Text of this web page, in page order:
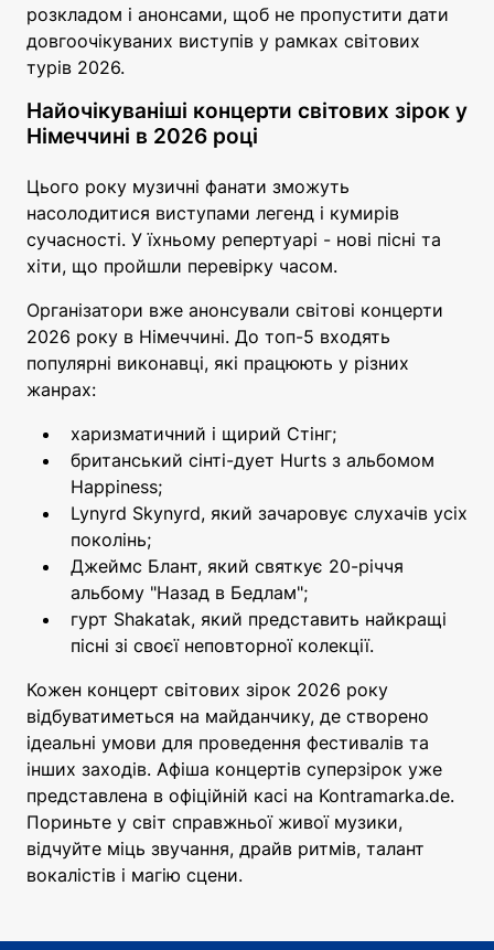
розкладом і анонсами, щоб не пропустити дати
довгоочікуваних виступів у рамках світових
турів 2026.
Найочікуваніші концерти світових зірок у
Німеччині в 2026 році
Цього року музичні фанати зможуть
насолодитися виступами легенд і кумирів
сучасності. У їхньому репертуарі - нові пісні та
хіти, що пройшли перевірку часом.
Організатори вже анонсували світові концерти
2026 року в Німеччині. До топ-5 входять
популярні виконавці, які працюють у різних
жанрах:
харизматичний і щирий Стінг;
британський сінті-дует Hurts з альбомом
Happiness;
Lynyrd Skynyrd, який зачаровує слухачів усіх
поколінь;
Джеймс Блант, який святкує 20-річчя
альбому "Назад в Бедлам";
гурт Shakatak, який представить найкращі
пісні зі своєї неповторної колекції.
Кожен концерт світових зірок 2026 року
відбуватиметься на майданчику, де створено
ідеальні умови для проведення фестивалів та
інших заходів. Афіша концертів суперзірок уже
представлена в офіційній касі на Kontramarka.de.
Пориньте у світ справжньої живої музики,
відчуйте міць звучання, драйв ритмів, талант
вокалістів і магію сцени.